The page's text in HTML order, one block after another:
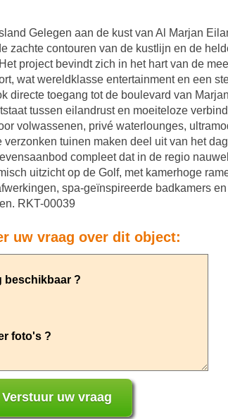
Gelegen aan de kust van Al Marjan
zachte contouren van de kustlijn en de
project bevindt zich in het hart van de
wat wereldklasse entertainment en een
directe toegang tot de boulevard van
tussen eilandrust en moeiteloze
volwassenen, privé waterlounges,
tuinen maken deel uit van het
compleet dat in de regio
uitzicht op de Golf, met kamerhoge
spa-geïnspireerde badkamers
RKT-00039
uw vraag over dit object: